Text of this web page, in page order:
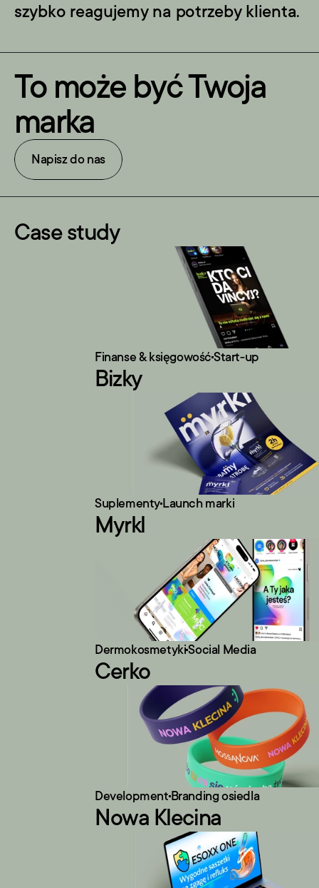
szybko reagujemy na potrzeby klienta.
To może być Twoja
marka
Napisz do nas
Case study
Finanse & księgowość Start-up
Bizky
Suplementy Launch marki
Myrkl
DermokosmetykiSocial Media
Cerko
DevelopmentBranding osiedla
Nowa Klecina